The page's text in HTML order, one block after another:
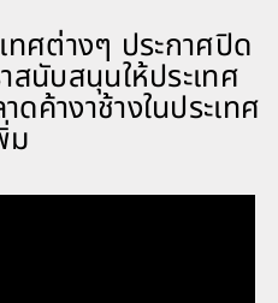
ทศต่างๆ ประกาศปิด
สนับสนุนให้ประเทศ
ค้างาช้างในประเทศ
ม